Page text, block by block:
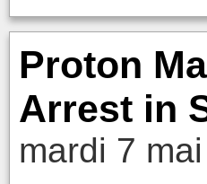
Proton
Arrest in
mardi 7